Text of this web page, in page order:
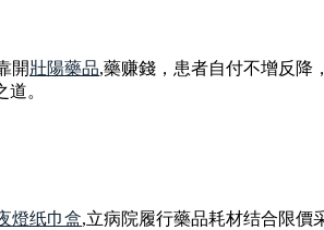
開壯陽藥品,藥赚錢，患者自付不增反
。
燈纸巾盒,立病院履行藥品耗材结合限價